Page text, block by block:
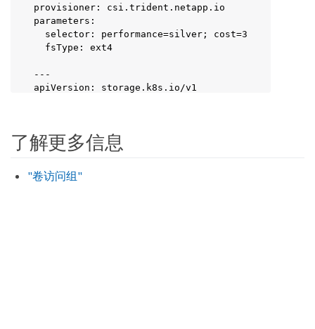
provisioner: csi.trident.netapp.io
parameters:
  selector: performance=silver; cost=3
  fsType: ext4
---
apiVersion: storage.k8s.io/v1
provisioner: csi.trident.netapp.io
parameters:
  fsType: ext4
了解更多信息
"卷访问组"